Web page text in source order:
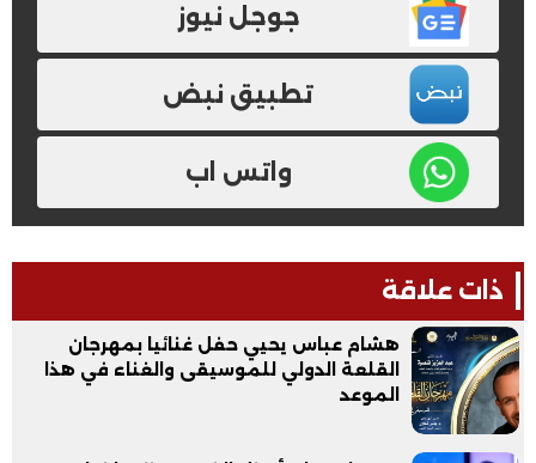
جوجل نيوز
تطبيق نبض
واتس اب
ذات علاقة
هشام عباس يحيي حفل غنائيا بمهرجان
القلعة الدولي للموسيقى والغناء في هذا
الموعد